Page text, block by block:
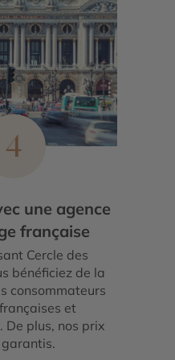
4
une agence
française
Cercle des
bénéficiez de la
consommateurs
et
De plus, nos prix